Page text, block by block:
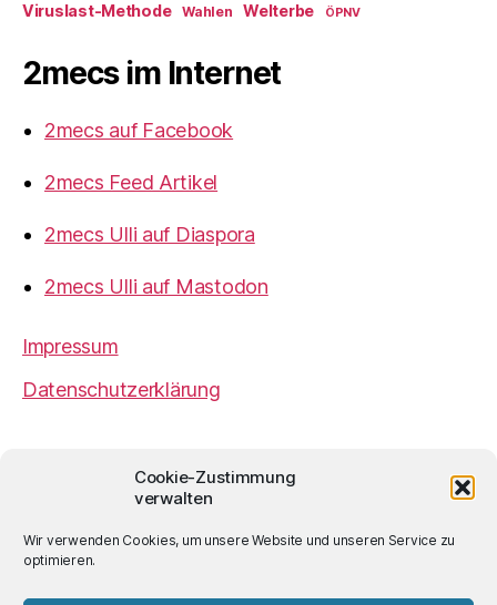
Cookie-Zustimmung
verwalten
Wir verwenden Cookies, um unsere Website und unseren Service zu
optimieren.
Viruslast-Methode Wahlen Welterbe ÖPNV
2mecs im Internet
2mecs auf Facebook
2mecs Feed Artikel
2mecs Ulli auf Diaspora
2mecs Ulli auf Mastodon
Impressum
Datenschutzerklärung
Ulrich Würdemannist sofern nicht
anders angegeben lizenziert unter einer
Creative
Lizenz.